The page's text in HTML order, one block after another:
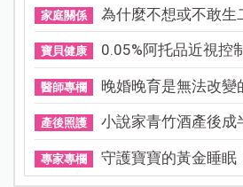
家庭關係 為什麼不想或不敢生
寶貝健康 0.05%阿托品近視控
醫師專欄 晚婚晚育是無法改變
產後照護 小說家青竹酒產後成
專家專欄 守護寶寶的黃金睡眠